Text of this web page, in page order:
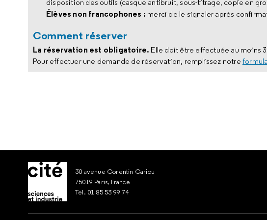
disposition des outils (casque antibruit, sous-titrage, copie en
Élèves non francophones : merci de le signaler après
Comment réserver
La réservation est obligatoire. Elle doit être effectuée au moins
Pour effectuer une demande de réservation, remplissez notre
30 avenue Corentin Cariou
75019 Paris, France
Tel. 01 85 53 99 74